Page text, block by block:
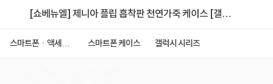
[쇼베뉴엘] 제니아 플립 흡착판 천연가죽 케이스 [갤럭
스마트폰ㆍ액세서
스마트폰 케이스 갤럭시 시리즈